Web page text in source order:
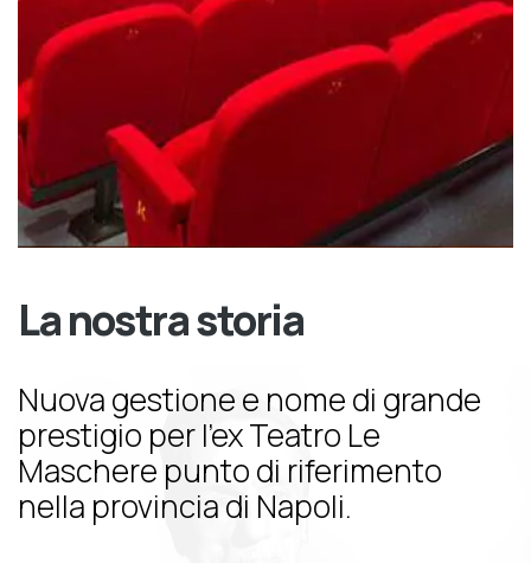
La nostra storia
Nuova gestione e nome di grande
prestigio per l’ex Teatro Le
Maschere punto di riferimento
nella provincia di Napoli.